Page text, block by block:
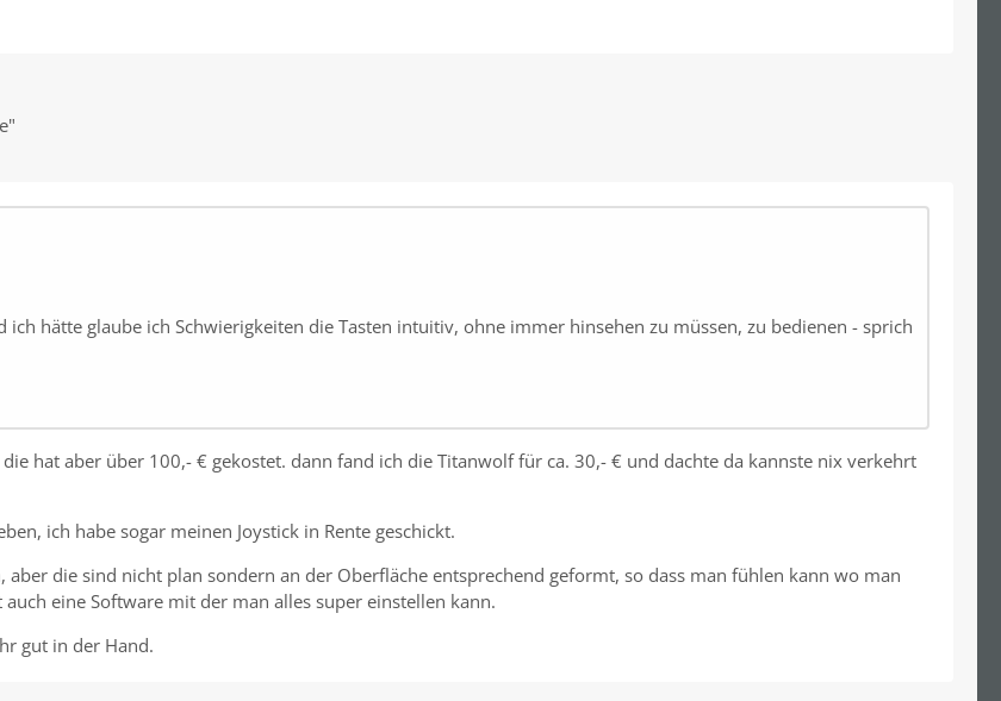
hätte glaube ich Schwierigkeiten die Tasten intuitiv, ohne immer hinsehen zu müssen, zu bedienen - sprich
hat aber über 100,- € gekostet. dann fand ich die Titanwolf für ca. 30,- € und dachte da kannste nix verkehrt
ich habe sogar meinen Joystick in Rente geschickt.
die sind nicht plan sondern an der Oberfläche entsprechend geformt, so dass man fühlen kann wo man
eine Software mit der man alles super einstellen kann.
gut in der Hand.